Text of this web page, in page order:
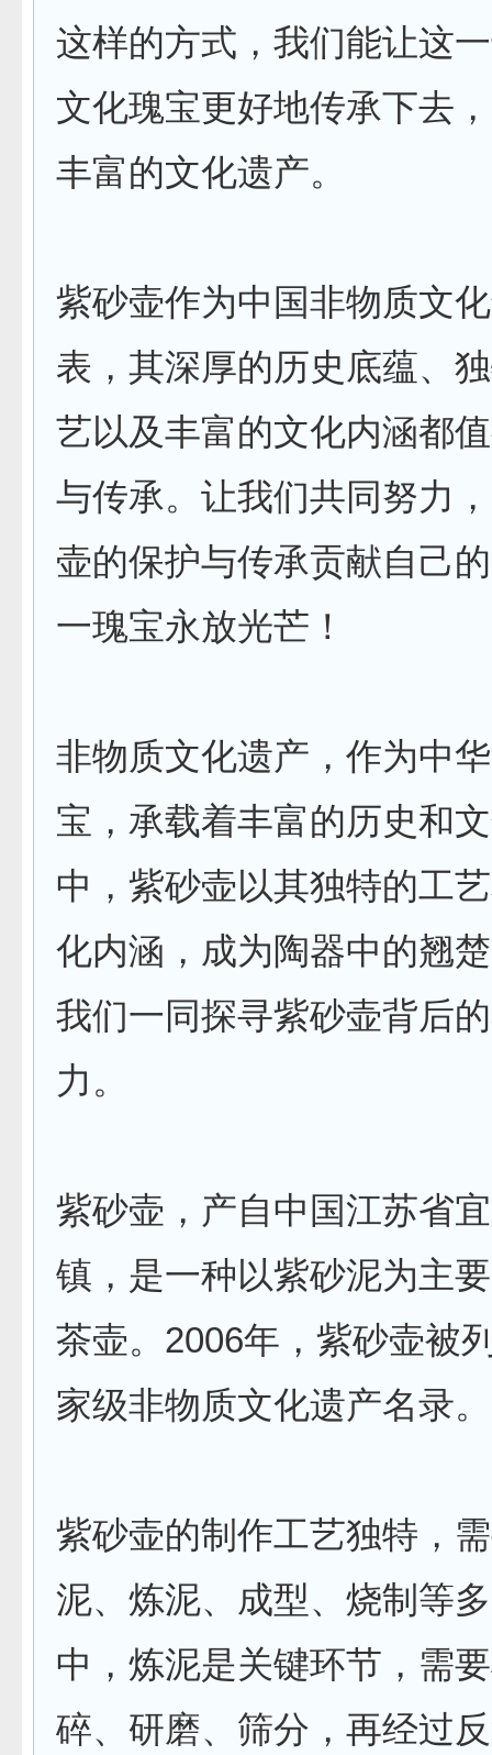
这样的方式，我们能让这
文化瑰宝更好地传承下去
丰富的文化遗产。
紫砂壶作为中国非物质文
表，其深厚的历史底蕴、
艺以及丰富的文化内涵都
与传承。让我们共同努力
壶的保护与传承贡献自己
一瑰宝永放光芒！
非物质文化遗产，作为中
宝，承载着丰富的历史和
中，紫砂壶以其独特的工
化内涵，成为陶器中的翘
我们一同探寻紫砂壶背后
力。
紫砂壶，产自中国江苏省
镇，是一种以紫砂泥为主
茶壶。2006年，紫砂壶被
家级非物质文化遗产名录。
紫砂壶的制作工艺独特，
泥、炼泥、成型、烧制等
中，炼泥是关键环节，需
碎、研磨、筛分，再经过